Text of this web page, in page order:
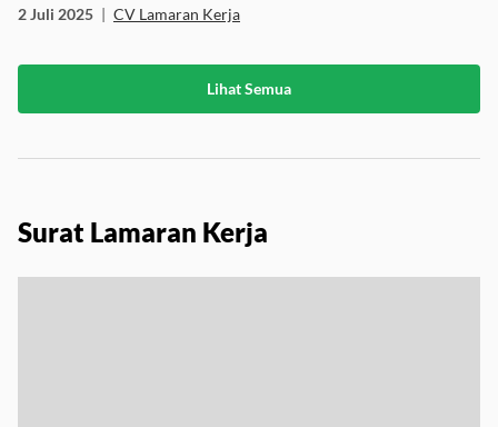
2 Juli 2025 | CV Lamaran Kerja
Lihat Semua
Surat Lamaran Kerja